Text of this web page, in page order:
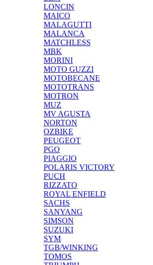
LONCIN
MAICO
MALAGUTTI
MALANCA
MATCHLESS
MBK
MORINI
MOTO GUZZI
MOTOBECANE
MOTOTRANS
MOTRON
MUZ
MV AGUSTA
NORTON
OZBIKE
PEUGEOT
PGO
PIAGGIO
POLARIS VICTORY
PUCH
RIZZATO
ROYAL ENFIELD
SACHS
SANYANG
SIMSON
SUZUKI
SYM
TGB/WINKING
TOMOS